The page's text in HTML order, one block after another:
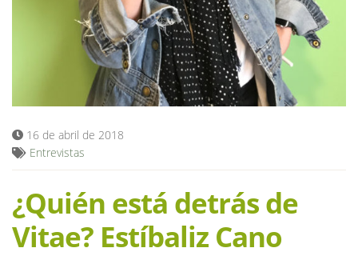
16 de abril de 2018
Entrevistas
¿Quién está detrás de
Vitae? Estíbaliz Cano